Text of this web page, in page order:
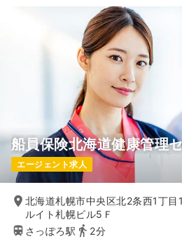
船員保険北海道健康管理
エージェント求人
北海道札幌市中央区北2条西1丁目
ルイト札幌ビル5Ｆ
さっぽろ駅
2分